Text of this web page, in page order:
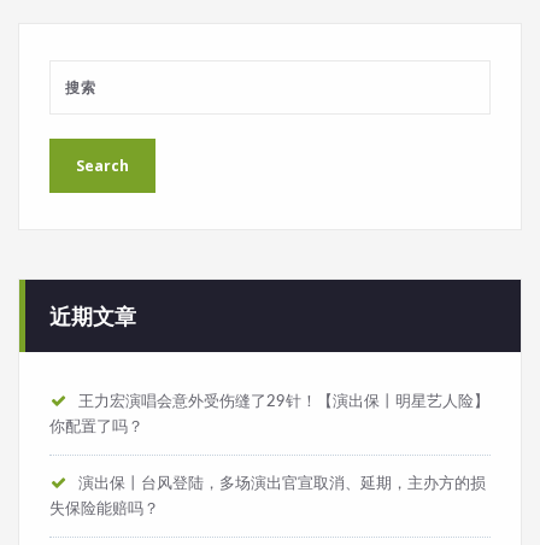
近期文章
王力宏演唱会意外受伤缝了29针！【演出保丨明星艺人险】
你配置了吗？
演出保丨台风登陆，多场演出官宣取消、延期，主办方的损
失保险能赔吗？